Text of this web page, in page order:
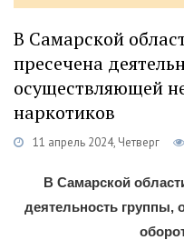
В Самарской
пресечена
осуществляющей
наркотиков
11 апрель 2024, Четверг
В Самарской
деятельность